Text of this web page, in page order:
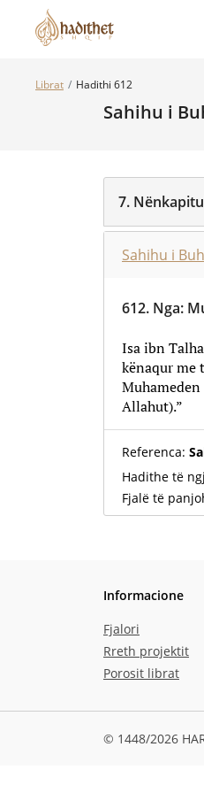
Librat Hadithi 612
Sahihu i
7.
Sahihu i
612. Nga:
Isa ibn
kënaqur me
Allahut).”
Referenca:
Hadithe të
Fjalë të
Informacione
Fjalori
Rreth projektit
Porosit librat
© 1448/2026